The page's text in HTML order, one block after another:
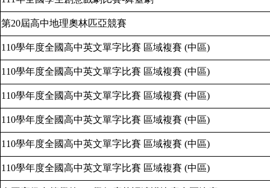
第20屆高中地理奧林匹亞競賽
110學年度全國高中英文單字比賽 區域複賽 (中區)
110學年度全國高中英文單字比賽 區域複賽 (中區)
110學年度全國高中英文單字比賽 區域複賽 (中區)
110學年度全國高中英文單字比賽 區域複賽 (中區)
110學年度全國高中英文單字比賽 區域複賽 (中區)
110學年度全國高中英文單字比賽 區域複賽 (中區)